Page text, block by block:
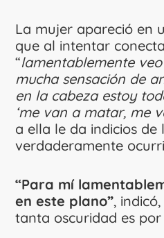
La mujer apareció en
que al intentar
“lamentablemente
mucha sensación de
en la cabeza estoy
‘me van a matar, me
a ella le da indicios de
verdaderamente
“Para mí
en este plano”,
tanta oscuridad es